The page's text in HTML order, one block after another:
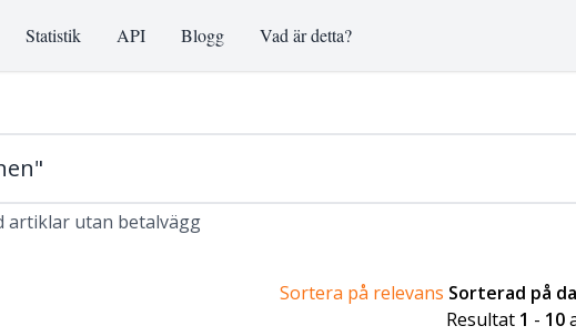
Statistik API Blogg Vad är detta?
artiklar utan betalvägg
Sortera på relevans Sorterad på
Resultat 1 - 10